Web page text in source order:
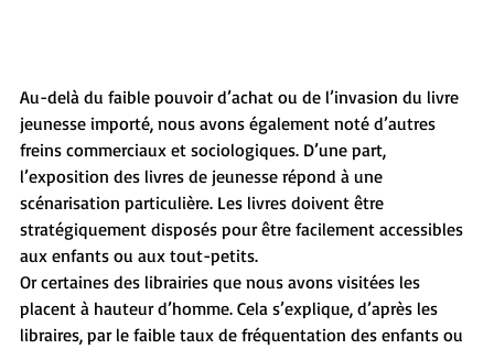
Au-delà du faible pouvoir d’achat ou de l’invasion du livre
jeunesse importé, nous avons également noté d’autres
freins commerciaux et sociologiques. D’une part,
l’exposition des livres de jeunesse répond à une
scénarisation particulière. Les livres doivent être
stratégiquement disposés pour être facilement accessibles
aux enfants ou aux tout-petits.
Or certaines des librairies que nous avons visitées les
placent à hauteur d’homme. Cela s’explique, d’après les
libraires, par le faible taux de fréquentation des enfants ou